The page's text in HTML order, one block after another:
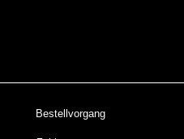
Bestellvorgang